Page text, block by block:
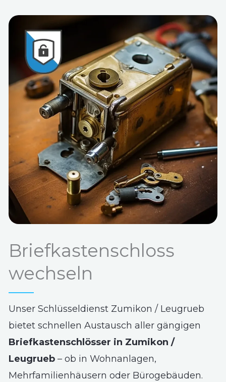
Briefkastenschloss
wechseln
Unser Schlüsseldienst Zumikon / Leugrueb
bietet schnellen Austausch aller gängigen
Briefkastenschlösser in Zumikon /
Leugrueb – ob in Wohnanlagen,
Mehrfamilienhäusern oder Bürogebäuden.